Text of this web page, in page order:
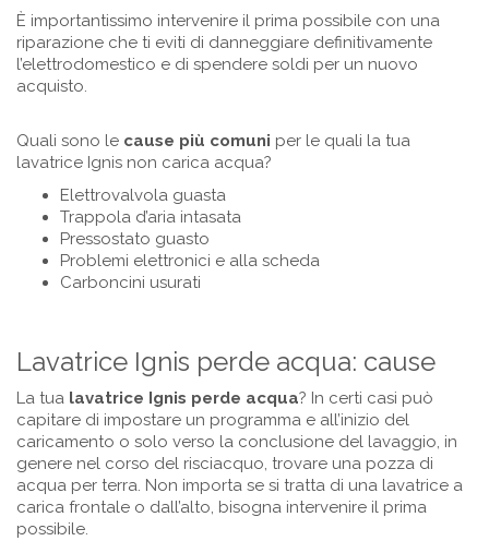
È importantissimo intervenire il prima possibile con una
riparazione che ti eviti di danneggiare definitivamente
l’elettrodomestico e di spendere soldi per un nuovo
acquisto.
Quali sono le cause più comuni per le quali la tua
lavatrice Ignis non carica acqua?
Elettrovalvola guasta
Trappola d’aria intasata
Pressostato guasto
Problemi elettronici e alla scheda
Carboncini usurati
Lavatrice Ignis perde acqua: cause
La tua lavatrice Ignis perde acqua? In certi casi può
capitare di impostare un programma e all’inizio del
caricamento o solo verso la conclusione del lavaggio, in
genere nel corso del risciacquo, trovare una pozza di
acqua per terra. Non importa se si tratta di una lavatrice a
carica frontale o dall’alto, bisogna intervenire il prima
possibile.